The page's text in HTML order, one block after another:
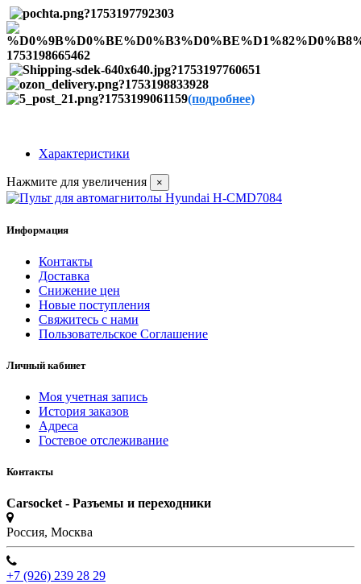
(подробнее)
Характеристики
Нажмите для увеличения ×
Информация
Контакты
Доставка
Снижение цен
Новые поступления
Свяжитесь с нами
Пользовательское Соглашение
Личный кабинет
Моя учетная запись
История заказов
Адреса
Гостевое отслеживание
Контакты
Carsocket - Разъемы и переходники
Россия, Москва
+7 (926) 239 28 29